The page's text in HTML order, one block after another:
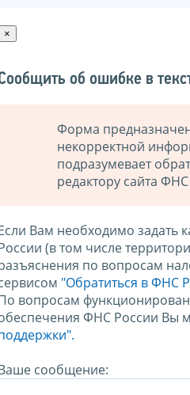
×
об ошибке в
Форма
некорректной
подразумевает
редактору сайта
Вам необходимо задать
(в том числе
по вопросам
"Обратиться в ФНС
вопросам
ФНС России Вы
сообщение: